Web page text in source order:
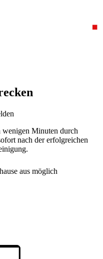
wenigen Minuten durch
nach der erfolgreichen
aus möglich